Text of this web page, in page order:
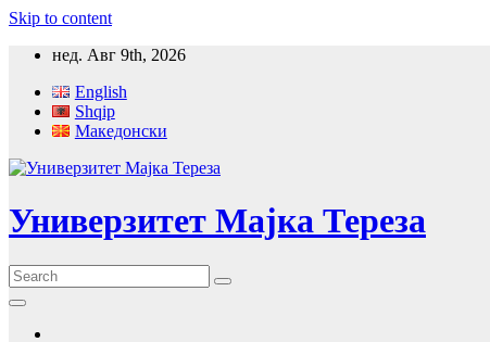
Skip to content
нед. Авг 9th, 2026
English
Shqip
Македонски
Универзитет Мајка Тереза